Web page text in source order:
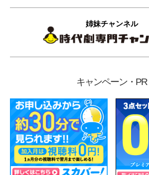
姉妹チャンネル
キャンペーン・PR